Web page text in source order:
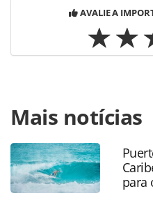
AVALIE A
https://
12-pessoas-e-oito-
btm_185120.html ou as
Todo o conteúdo produzido
protegido pela legislação
Não reproduza o conteúdo
Mais notícias
para